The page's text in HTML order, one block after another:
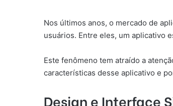
Nos últimos anos, o mercado de
usuários. Entre eles, um aplicativo
Este fenômeno tem atraído a
características desse aplicativo e
Design e Interface